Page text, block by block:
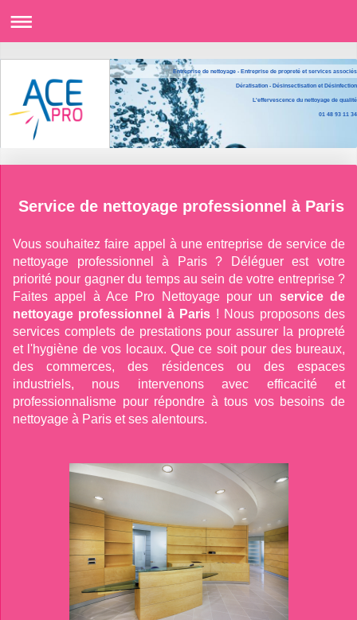
Entreprise de nettoyage - Entreprise de propreté et services associés
Dératisation - Désinsectisation et Désinfection
L'effervescence du nettoyage de qualité
01 48 93 11 34
Service de nettoyage professionnel à Paris
Vous souhaitez faire appel à une entreprise de service de
nettoyage professionnel à Paris ? Déléguer est votre
priorité pour gagner du temps au sein de votre entreprise ?
Faites appel à Ace Pro Nettoyage pour un service de
nettoyage professionnel à Paris ! Nous proposons des
services complets de prestations pour assurer la propreté
et l'hygiène de vos locaux. Que ce soit pour des bureaux,
des commerces, des résidences ou des espaces
industriels, nous intervenons avec efficacité et
professionnalisme pour répondre à tous vos besoins de
nettoyage à Paris et ses alentours.